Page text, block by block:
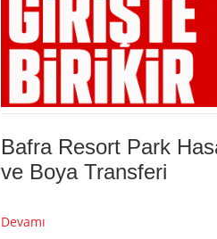
Bafra Resort Park
ve Boya Transferi
Devamı